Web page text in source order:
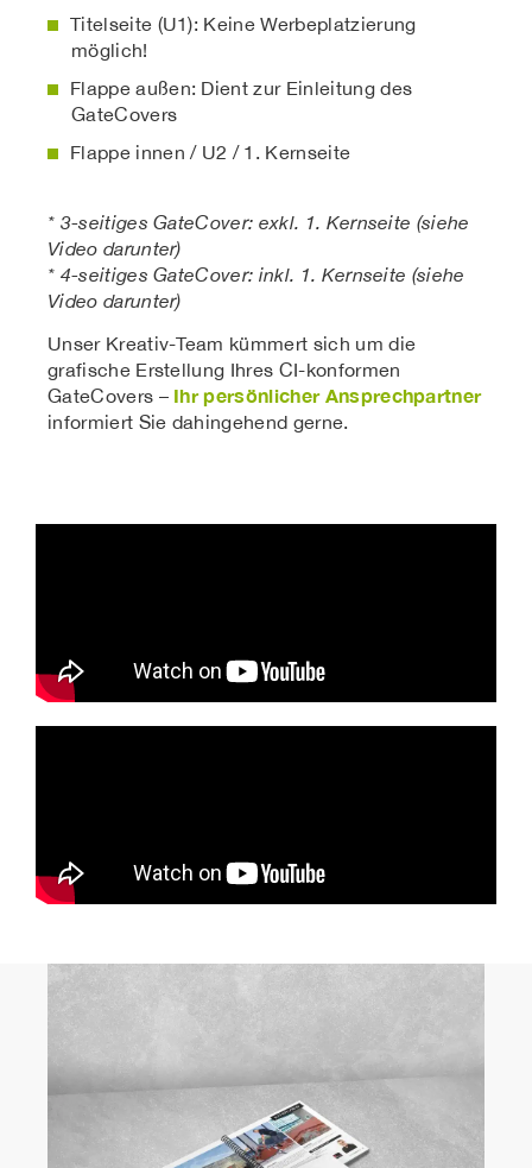
Titelseite (U1): Keine Werbeplatzierung
möglich!
Flappe außen: Dient zur Einleitung des
GateCovers
Flappe innen / U2 / 1. Kernseite
* 3-seitiges GateCover: exkl. 1. Kernseite (siehe
Video darunter)
* 4-seitiges GateCover: inkl. 1. Kernseite (siehe
Video darunter)
Unser Kreativ-Team kümmert sich um die
grafische Erstellung Ihres CI-konformen
GateCovers – Ihr persönlicher Ansprechpartner
informiert Sie dahingehend gerne.